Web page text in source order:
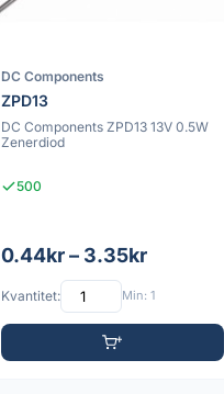
DC Components
ZPD13
DC Components ZPD13 13V 0.5W
Zenerdiod
500
0.44kr – 3.35kr
Kvantitet: Min: 1